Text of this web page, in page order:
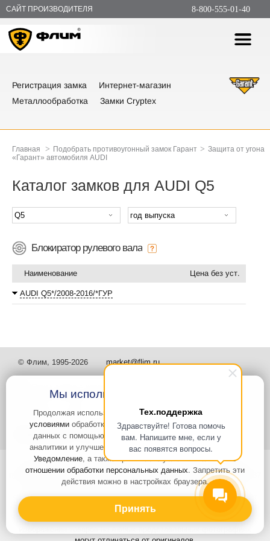
Тех.поддержка
Здравствуйте! Готова помочь
вам. Напишите мне, если у
вас появятся вопросы.
САЙТ ПРОИЗВОДИТЕЛЯ 8-800-555-01-40
Регистрация замка
Интернет-магазин
Металлообработка
Замки Cryptex
Главная > Подобрать противоугонный замок Гарант > Защита от угона
«Гарант» автомобиля AUDI
Каталог замков для AUDI Q5
Блокиратор рулевого вала
Наименование Цена без уст.
AUDI Q5*/2008-2016/*ГУР
© Флим, 1995-2026 market@flim.ru
Задать вопрос Контакты
Интернет-сайт носит информационный характер и не является
публичной офертой, которая определяется положениями статьи 437
Гражданского кодекса РФ. Информация о характеристиках и
стоимости товаров, указанных на сайте, условия доставки может
быть изменена в одностороннем порядке. Информация по ценам,
может отличаться от фактической, к моменту оформления заказа.
Мы используем файлы Cookies
Продолжая использовать наш сайт, высоглашаетесь с
условиями обработки cookie-файлов и пользовательских
данных с помощью Яндекс.Метрика, необходимых для
аналитики и улучшения качества работы сайта и сервиса
Уведомление, а также принимаете условияПолитики в
отношении обработки персональных данных. Запретить эти
действия можно в настройках браузера.
Принять